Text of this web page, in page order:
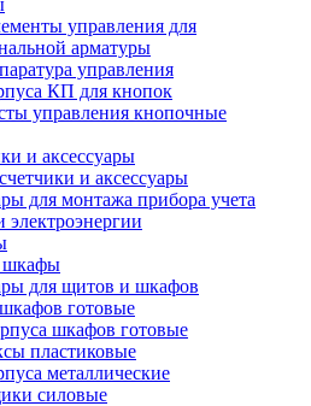
управления для
арматуры
управления
КП для кнопок
управления кнопочные
и аксессуары
и аксессуары
для монтажа прибора учета
электроэнергии
для щитов и шкафов
готовые
шкафов готовые
пластиковые
металлические
силовые